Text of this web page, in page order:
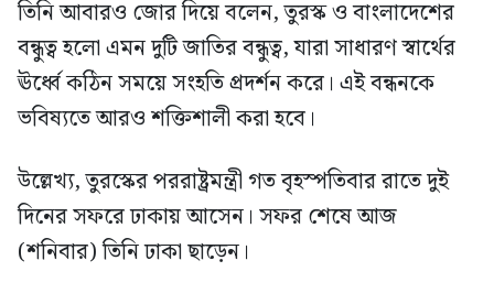
তিনি আবারও জোর দিয়ে বলেন, তুরস্ক ও বাংলাদেশের
বন্ধুত্ব হলো এমন দুটি জাতির বন্ধুত্ব, যারা সাধারণ স্বার্থের
ঊর্ধ্বে কঠিন সময়ে সংহতি প্রদর্শন করে। এই বন্ধনকে
ভবিষ্যতে আরও শক্তিশালী করা হবে।
উল্লেখ্য, তুরস্কের পররাষ্ট্রমন্ত্রী গত বৃহস্পতিবার রাতে দুই
দিনের সফরে ঢাকায় আসেন। সফর শেষে আজ
(শনিবার) তিনি ঢাকা ছাড়েন।